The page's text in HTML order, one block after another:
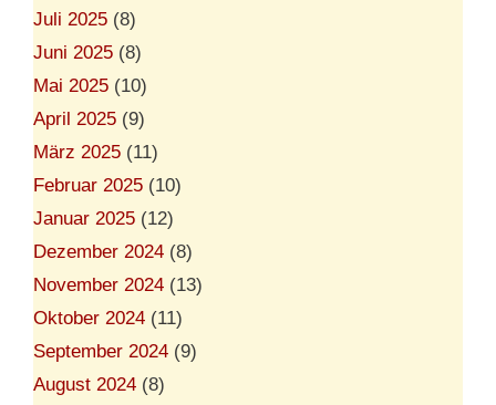
Juli 2025 (8)
Juni 2025 (8)
Mai 2025 (10)
April 2025 (9)
März 2025 (11)
Februar 2025 (10)
Januar 2025 (12)
Dezember 2024 (8)
November 2024 (13)
Oktober 2024 (11)
September 2024 (9)
August 2024 (8)